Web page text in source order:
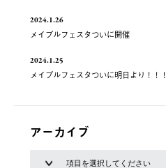
2024.1.26
メイプルフェスタついに開催
2024.1.25
メイプルフェスタついに明日より！！！
アーカイブ